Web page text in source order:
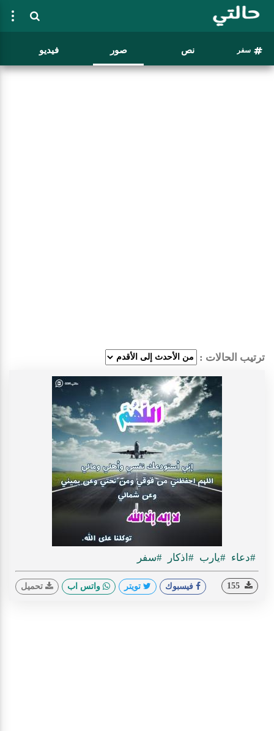
سفر نص صور فيديو
ترتيب الحالات :
#دعاء #يارب #اذكار #سفر
فيسبوك تويتر واتس اب تحميل